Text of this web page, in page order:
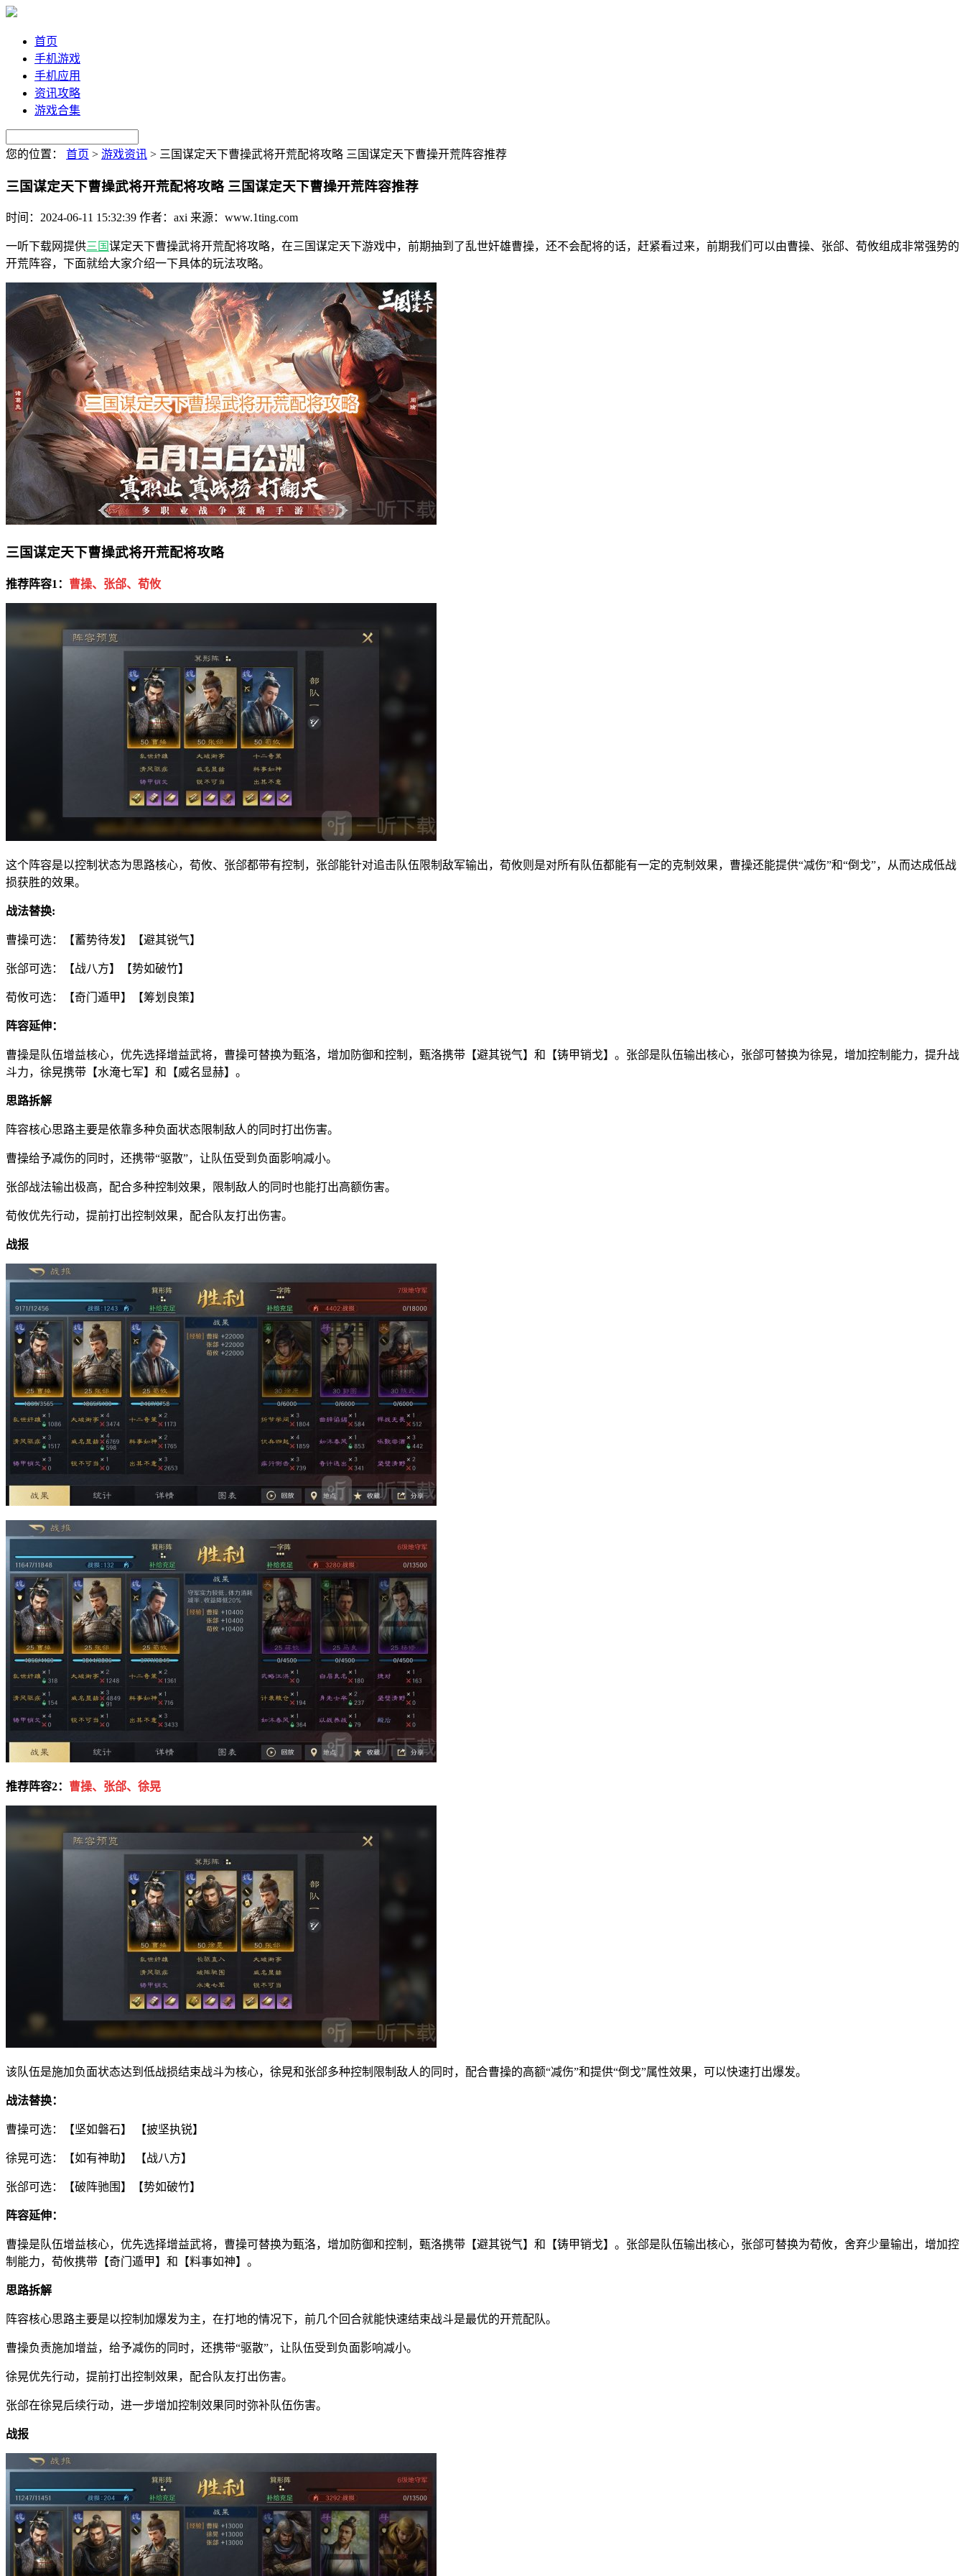
首页
手机游戏
手机应用
资讯攻略
游戏合集
您的位置： 首页 > 游戏资讯 > 三国谋定天下曹操武将开荒配将攻略 三国谋定天下曹操开荒阵容推荐
三国谋定天下曹操武将开荒配将攻略 三国谋定天下曹操开荒阵容推荐
时间：2024-06-11 15:32:39 作者：axi 来源：www.1ting.com
一听下载网提供三国谋定天下曹操武将开荒配将攻略，在三国谋定天下游戏中，前期抽到了乱世奸雄曹操，还不会配将的话，赶紧看过来，前期我们可以由曹操、张郃、荀攸组成非常强势的
开荒阵容，下面就给大家介绍一下具体的玩法攻略。
三国谋定天下曹操武将开荒配将攻略
推荐阵容1： 曹操、张郃、荀攸
这个阵容是以控制状态为思路核心，荀攸、张郃都带有控制，张郃能针对追击队伍限制敌军输出，荀攸则是对所有队伍都能有一定的克制效果，曹操还能提供“减伤”和“倒戈”，从而达成低战
损获胜的效果。
战法替换:
曹操可选：【蓄势待发】【避其锐气】
张郃可选：【战八方】【势如破竹】
荀攸可选：【奇门遁甲】【筹划良策】
阵容延伸：
曹操是队伍增益核心，优先选择增益武将，曹操可替换为甄洛，增加防御和控制，甄洛携带【避其锐气】和【铸甲销戈】。张郃是队伍输出核心，张郃可替换为徐晃，增加控制能力，提升战
斗力，徐晃携带【水淹七军】和【威名显赫】。
思路拆解
阵容核心思路主要是依靠多种负面状态限制敌人的同时打出伤害。
曹操给予减伤的同时，还携带“驱散”，让队伍受到负面影响减小。
张郃战法输出极高，配合多种控制效果，限制敌人的同时也能打出高额伤害。
荀攸优先行动，提前打出控制效果，配合队友打出伤害。
战报
推荐阵容2： 曹操、张郃、徐晃
该队伍是施加负面状态达到低战损结束战斗为核心，徐晃和张郃多种控制限制敌人的同时，配合曹操的高额“减伤”和提供“倒戈”属性效果，可以快速打出爆发。
战法替换：
曹操可选：【坚如磐石】 【披坚执锐】
徐晃可选：【如有神助】 【战八方】
张郃可选：【破阵驰围】【势如破竹】
阵容延伸：
曹操是队伍增益核心，优先选择增益武将，曹操可替换为甄洛，增加防御和控制，甄洛携带【避其锐气】和【铸甲销戈】。张郃是队伍输出核心，张郃可替换为荀攸，舍弃少量输出，增加控
制能力，荀攸携带【奇门遁甲】和【料事如神】。
思路拆解
阵容核心思路主要是以控制加爆发为主，在打地的情况下，前几个回合就能快速结束战斗是最优的开荒配队。
曹操负责施加增益，给予减伤的同时，还携带“驱散”，让队伍受到负面影响减小。
徐晃优先行动，提前打出控制效果，配合队友打出伤害。
张郃在徐晃后续行动，进一步增加控制效果同时弥补队伍伤害。
战报